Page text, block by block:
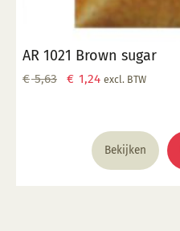
AR 1021 Brown sugar
€5,63
Oorspronkelijke
€ 5,63.
€ 1,24Huidige
€ 1,24.
excl. BTW
Bekijken